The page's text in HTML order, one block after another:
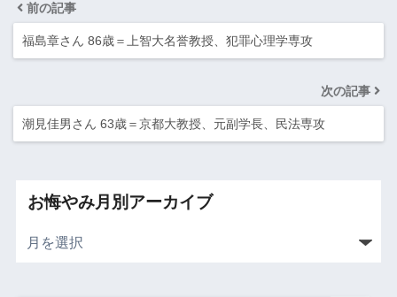
前の記事
福島章さん 86歳＝上智大名誉教授、犯罪心理学専攻
次の記事
潮見佳男さん 63歳＝京都大教授、元副学長、民法専攻
お悔やみ月別アーカイブ